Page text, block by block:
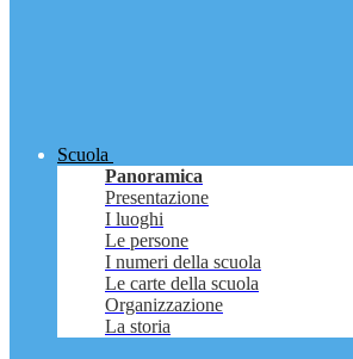
Scuola
Panoramica
Presentazione
I luoghi
Le persone
I numeri della scuola
Le carte della scuola
Organizzazione
La storia